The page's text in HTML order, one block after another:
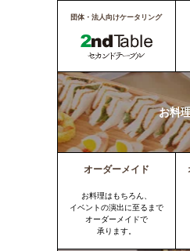
団体・法人向けケータリング
お料
オーダーメイド
お料理はもちろん、
イベントの演出に至るまで
オーダーメイドで
承ります。